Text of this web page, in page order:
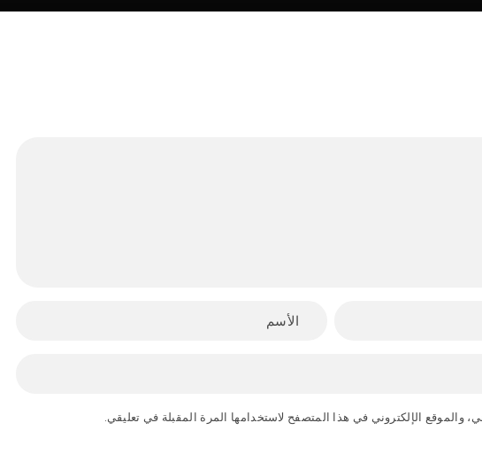
والموقع الإلكتروني في هذا المتصفح لاستخدامها المرة المقبلة في تعليقي.